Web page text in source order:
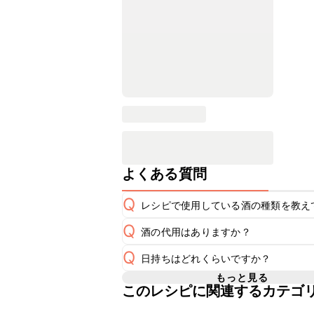
よくある質問
Q レシピで使用している酒の種類を教え
A
Q 酒の代用はありますか？
A
Q 日持ちはどれくらいですか？
A
保存期間は冷蔵で翌日中が目安です。
もっと見る
このレシピに関連するカテゴ